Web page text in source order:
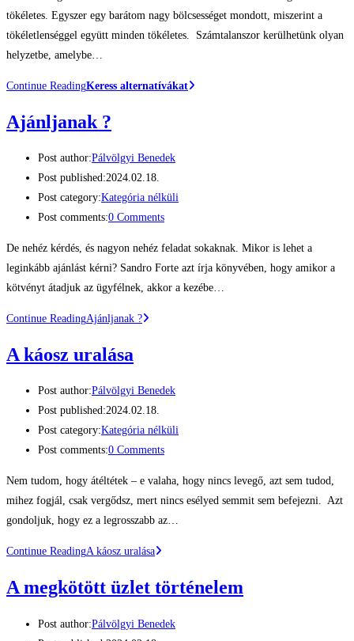
tökéletes. Egyszer egy barátom nagy bölcsességet mondott, miszerint a
tökéletlenséggel együtt minden tökéletes. Számtalanszor kerülhetünk olyan
helyzetbe, amelybe…
Continue ReadingKeress alternatívákat
Ajánljanak ?
Post author:Pálvölgyi Benedek
Post published:2024.02.18.
Post category:Kategória nélküli
Post comments:0 Comments
De nehéz kérdés, és nagyon nehéz feladat sokaknak. Mikor is lehet a
leginkább ajánlást kérni? Sandro Forte azt írja könyvében, hogy amikor a
kötvényt átadjuk az ügyfélnek, akkor a kezébe…
Continue ReadingAjánljanak ?
A káosz uralása
Post author:Pálvölgyi Benedek
Post published:2024.02.18.
Post category:Kategória nélküli
Post comments:0 Comments
Nem tudom, hogy átéltétek – e valaha, hogy nincs levegő, azt sem tudod,
mihez fogjál, csak vergődsz, mert nincs esélyed semmit sem befejezni. Azt
gondoljuk, hogy ez a legrosszabb az…
Continue ReadingA káosz uralása
A megkötött üzlet történelem
Post author:Pálvölgyi Benedek